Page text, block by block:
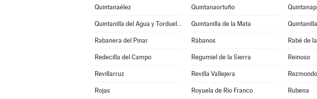
Quintanaélez Quintanaortuño
Quintanilla del Agua y Tordueles Quintanilla de la Mata
Rabanera del Pinar Rábanos Rabé de
Redecilla del Campo Regumiel de la Sierra Reinoso
Revillarruz Revilla Vallejera Rezmondo
Rojas Royuela de Río Franco Rubena